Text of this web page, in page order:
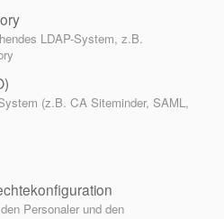
LDAP-System, z.B.
(z.B. CA Siteminder, SAML,
Personaler und den